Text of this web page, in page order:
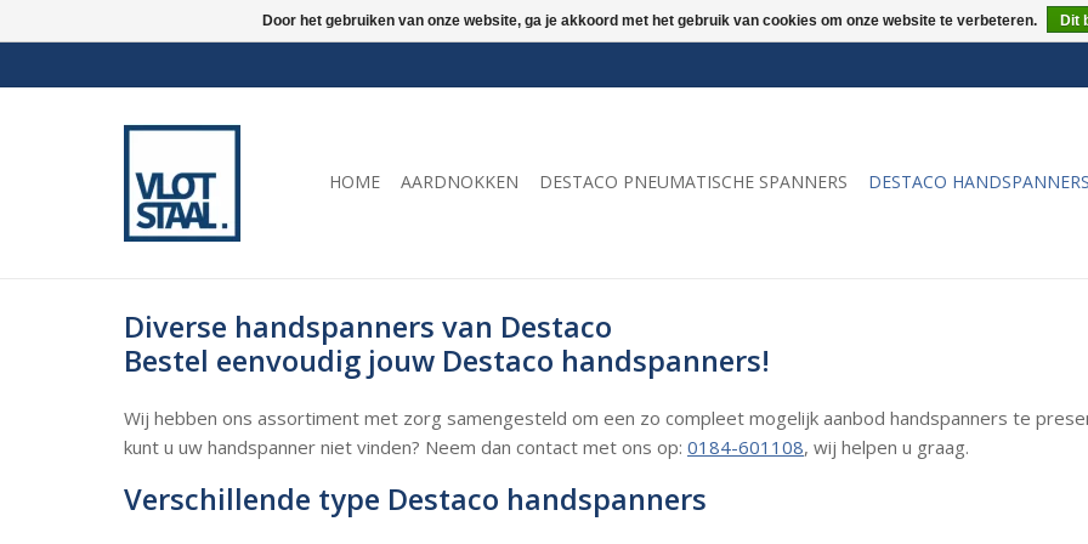
HOME AARDNOKKEN DESTACO PNEUMATISCHE SPANNERS DESTACO
Diverse handspanners van Destaco
Bestel eenvoudig jouw Destaco handspanners!
Wij hebben ons assortiment met zorg samengesteld om een zo compleet mogelijk aanbod handspanners te
kunt u uw handspanner niet vinden? Neem dan contact met ons op: 0184-601108, wij helpen u graag.
Verschillende type Destaco handspanners
Door het gebruiken van onze website, ga je akkoord met het gebruik van cookies om onze website te verbeteren. Dit